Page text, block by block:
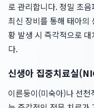
로 관리합니다. 정밀 초
최신 장비를 통해 태아의
황 발생 시 즉각적으로
다.
신생아 집중치료실
이른둥이(미숙아)나 선